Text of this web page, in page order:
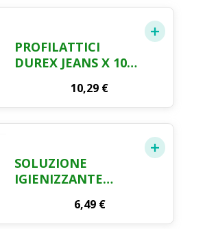
PROFILATTICI
DUREX JEANS X 10
10,29 €
SOLUZIONE
IGIENIZZANTE
6,49 €